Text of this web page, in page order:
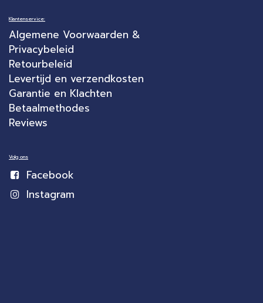
Klantenservice:
Algemene Voorwaarden &
Privacybeleid
Retourbeleid
Levertijd en verzendkosten
Garantie en Klachten
Betaalmethodes
Reviews
Volg ons
Facebook
Instagram